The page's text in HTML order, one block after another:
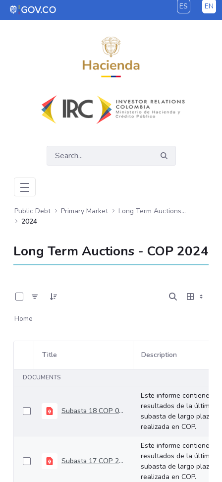
Skip to Main Content ES EN
Public Debt Primary Market
Long Term Auctions - COP
2024
Long Term Auctions - COP 2024
Home
Item Selection
Title Description
DOCUMENTS
Subasta 18 COP 09-10-2024
Este informe contiene los
resultados de la última
subasta de largo plazo
realizada en COP.
Subasta 17 COP 25-09-2024
Este informe contiene los
resultados de la última
subasta de largo plazo
realizada en COP.